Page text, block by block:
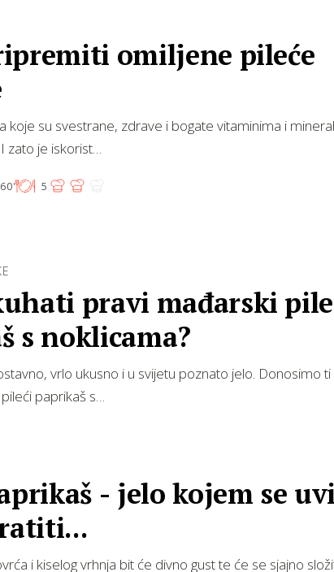
omiljene pileće
koje su svestrane, zdrave i bogate vitaminima i
zato je iskorist…
60' 5
pravi mađarski
s noklicama?
vrlo ukusno i u svijetu poznato jelo. Donosimo
paprikaš s…
- jelo kojem se
i kiselog vrhnja bit će divno gust te će se sjajno